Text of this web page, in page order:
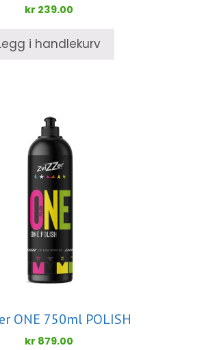
kr 239.00
i handlekurv
ONE 750ml POLISH
kr 879.00